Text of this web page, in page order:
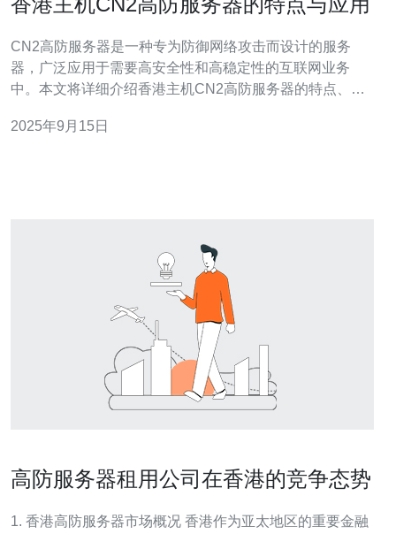
CN2高防服务器是一种专为防御网络攻击而设计的服务
器，广泛应用于需要高安全性和高稳定性的互联网业务
中。本文将详细介绍香港主机CN2高防服务器的特点、应
开始之前，我们需要了解香港主机的优势。香港地理位置
2025年9月15日
高防服务器租用公司在香港的竞争态势
1. 香港高防服务器市场概况 香港作为亚太地区的重要金融